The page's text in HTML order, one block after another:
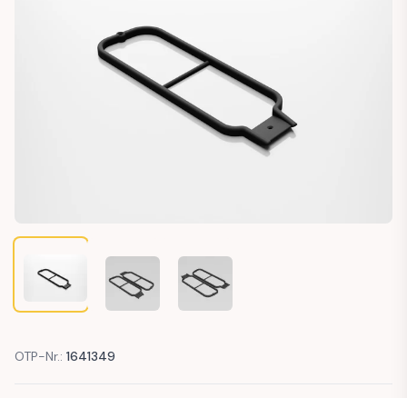
LAND ROVER DISCOVERY 2 TAIL LIGHT LOWER TRIM
LAND ROVER DISCOVERY 2 TAIL LIGHT
LAND ROVER DISCOVERY 2 TAIL
OTP-Nr.: 1641349